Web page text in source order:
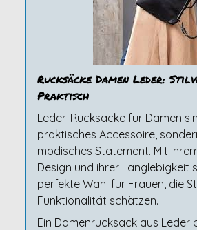
Rucksäcke Damen Leder:
Praktisch
Leder-Rucksäcke für Damen
praktisches Accessoire,
modisches Statement. Mit
Design und ihrer Langlebigkeit
perfekte Wahl für Frauen, die
Funktionalität schätzen.
Ein Damenrucksack aus Leder